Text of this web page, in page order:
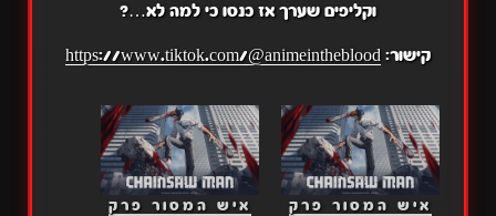
וקליפים שערך אז כנסו כי למה לא…?
קישור: https://www.tiktok.com/@animeintheblood
איש המסור פרק
איש המסור פרק